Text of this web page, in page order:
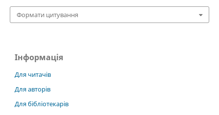
Формати цитування
Інформація
Для читачів
Для авторів
Для бібліотекарів